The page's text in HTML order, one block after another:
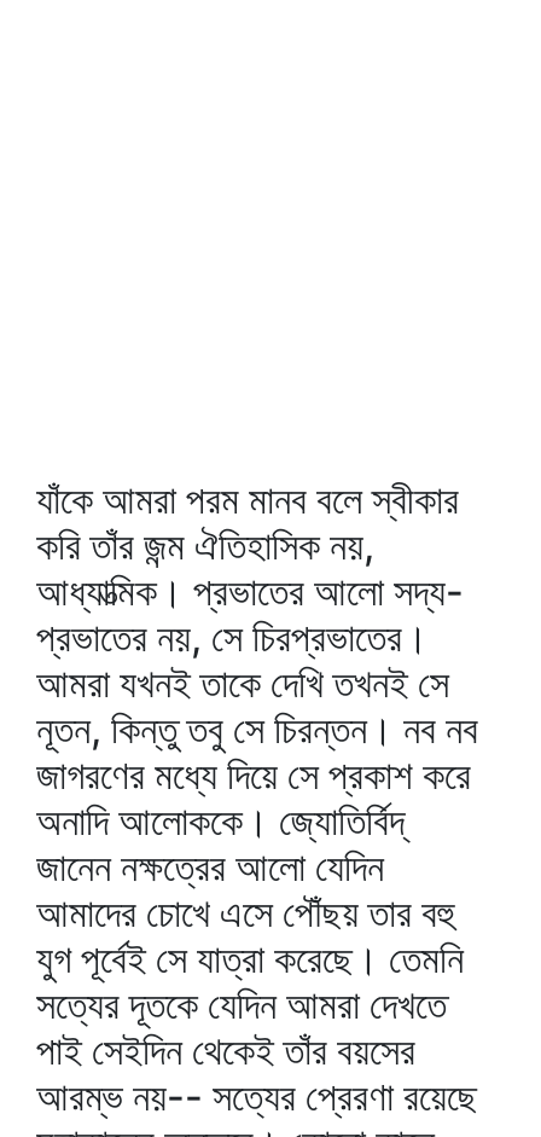
যাঁকে আমরা পরম মানব বলে স্বীকার
করি তাঁর জন্ম ঐতিহাসিক নয়,
আধ্যাত্মিক। প্রভাতের আলো সদ্য-
প্রভাতের নয়, সে চিরপ্রভাতের।
আমরা যখনই তাকে দেখি তখনই সে
নূতন, কিন্তু তবু সে চিরন্তন। নব নব
জাগরণের মধ্যে দিয়ে সে প্রকাশ করে
অনাদি আলোককে। জ্যোতির্বিদ্‌
জানেন নক্ষত্রের আলো যেদিন
আমাদের চোখে এসে পৌঁছয় তার বহু
যুগ পূর্বেই সে যাত্রা করেছে। তেমনি
সত্যের দূতকে যেদিন আমরা দেখতে
পাই সেইদিন থেকেই তাঁর বয়সের
আরম্ভ নয়-- সত্যের প্রেরণা রয়েছে